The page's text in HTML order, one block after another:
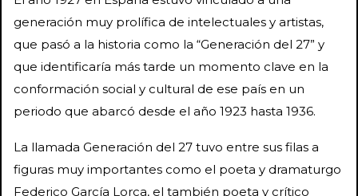
generación muy prolífica de intelectuales y artistas,
que pasó a la historia como la “Generación del 27” y
que identificaría más tarde un momento clave en la
conformación social y cultural de ese país en un
periodo que abarcó desde el año 1923 hasta 1936.
La llamada Generación del 27 tuvo entre sus filas a
figuras muy importantes como el poeta y dramaturgo
Federico García Lorca, el también poeta y crítico